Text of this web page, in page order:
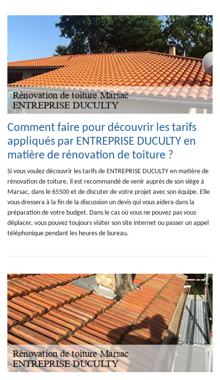
Comment faire pour découvrir les tarifs
appliqués par ENTREPRISE DUCULTY en
matière de rénovation de toiture ?
Si vous voulez découvrir les tarifs de ENTREPRISE DUCULTY en matière de
rénovation de toiture, il est recommandé de venir auprès de son siège à
Marsac, dans le 65500 et de discuter de votre projet avec son équipe. Elle
vous dressera à la fin de la discussion un devis qui vous aidera dans la
préparation de votre budget. Dans le cas où vous ne pouvez pas vous
déplacer, vous pouvez toujours visiter son site internet ou passer un appel
téléphonique pendant les heures de bureau.